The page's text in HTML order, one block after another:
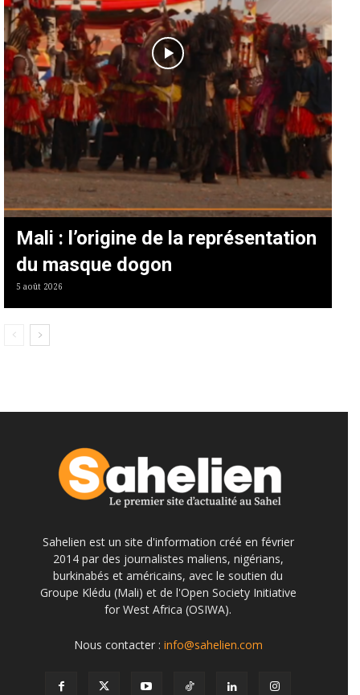
Mali : l’origine de la représentation
du masque dogon
5 août 2026
Sahelien est un site d'information créé en février
2014 par des journalistes maliens, nigérians,
burkinabés et américains, avec le soutien du
Groupe Klédu (Mali) et de l'Open Society Initiative
for West Africa (OSIWA).
Nous contacter : info@sahelien.com